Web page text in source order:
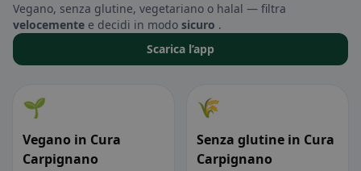
Vegano, senza glutine, vegetariano o halal — filtra
velocemente e decidi in modo sicuro .
Scarica l’app
🌱
Vegano in Cura
Carpignano
🌾
Senza glutine in Cura
Carpignano